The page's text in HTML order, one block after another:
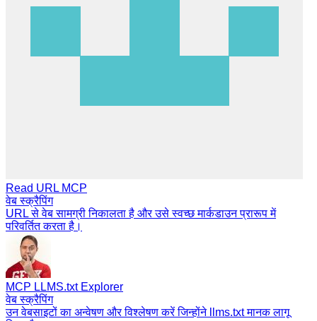
Read URL MCP
वेब स्क्रैपिंग
URL से वेब सामग्री निकालता है और उसे स्वच्छ मार्कडाउन प्रारूप में
परिवर्तित करता है।
MCP LLMS.txt Explorer
वेब स्क्रैपिंग
उन वेबसाइटों का अन्वेषण और विश्लेषण करें जिन्होंने llms.txt मानक लागू